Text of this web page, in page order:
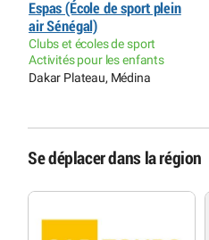
Espas (École de sport plein
air Sénégal)
Clubs et écoles de sport
Activités pour les enfants
Dakar Plateau, Médina
Se déplacer dans la région